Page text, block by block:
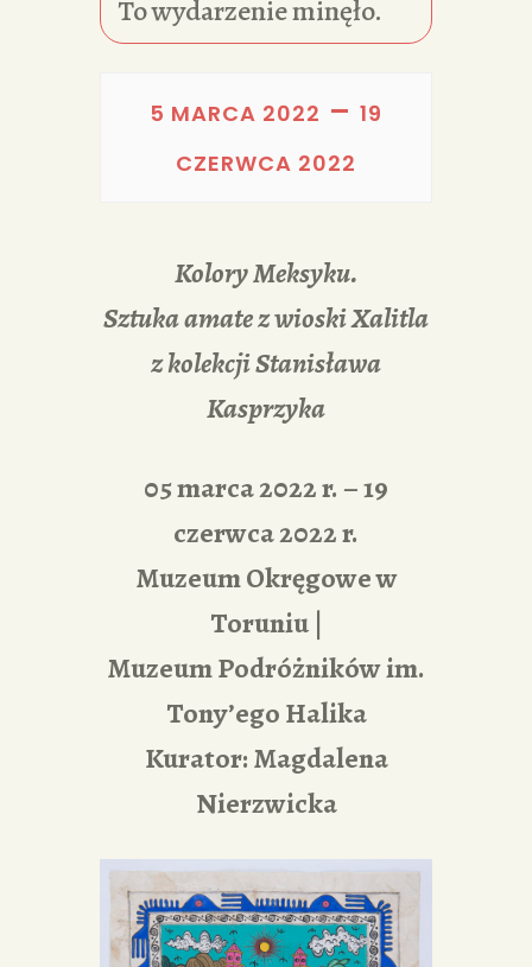
REDAKCJA
To wydarzenie minęło.
5 MARCA 2022 – 19
CZERWCA 2022
Kolory Meksyku.
Sztuka amate z wioski Xalitla
z kolekcji Stanisława
Kasprzyka
05 marca 2022 r. – 19
czerwca 2022 r.
Muzeum Okręgowe w
Toruniu |
Muzeum Podróżników im.
Tony’ego Halika
Kurator: Magdalena
Nierzwicka